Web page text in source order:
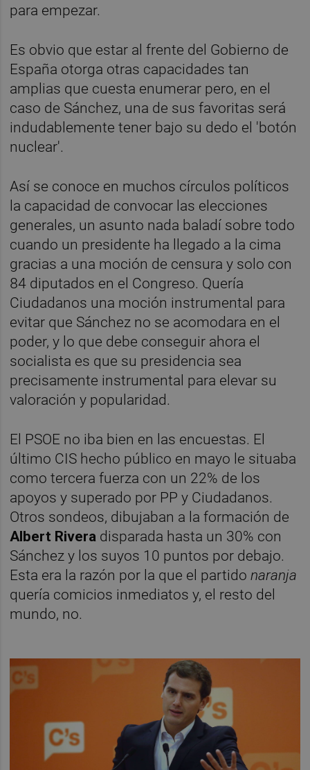
para empezar.
Es obvio que estar al frente del Gobierno de
España otorga otras capacidades tan
amplias que cuesta enumerar pero, en el
caso de Sánchez, una de sus favoritas será
indudablemente tener bajo su dedo el 'botón
nuclear'.
Así se conoce en muchos círculos políticos
la capacidad de convocar las elecciones
generales, un asunto nada baladí sobre todo
cuando un presidente ha llegado a la cima
gracias a una moción de censura y solo con
84 diputados en el Congreso. Quería
Ciudadanos una moción instrumental para
evitar que Sánchez no se acomodara en el
poder, y lo que debe conseguir ahora el
socialista es que su presidencia sea
precisamente instrumental para elevar su
valoración y popularidad.
El PSOE no iba bien en las encuestas. El
último CIS hecho público en mayo le situaba
como tercera fuerza con un 22% de los
apoyos y superado por PP y Ciudadanos.
Otros sondeos, dibujaban a la formación de
Albert Rivera disparada hasta un 30% con
Sánchez y los suyos 10 puntos por debajo.
Esta era la razón por la que el partidonaranja
quería comicios inmediatos y, el resto del
mundo, no.